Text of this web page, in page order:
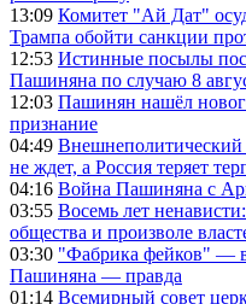
13:09 Комитет "Ай Дат"
Трампа обойти санкции
12:53 Истинные посылы
Пашиняна по случаю 8
12:03 Пашинян нашёл
признание
04:49
не ждет, а Россия теряет
04:16 Война Пашиняна с
03:55 Восемь лет
общества и произволе
03:30 "Фабрика фейков" —
Пашиняна — правда
01:14 Всемирный совет